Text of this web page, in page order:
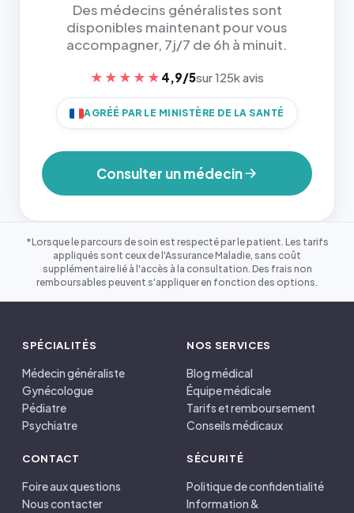
Des médecins généralistes sont
disponibles maintenant pour vous
accompagner, 7j/7 de 6h à minuit.
★★★★★ 4,9/5sur 125k avis
AGRÉÉ PAR LE MINISTÈRE DE LA SANTÉ
Consulter un médecin
*Lorsque le parcours de soin est respecté par le patient. Les tarifs
appliqués sont ceux de l'Assurance Maladie, sans coût
supplémentaire lié à l'accès à la consultation. Des frais non
remboursables peuvent s'appliquer en fonction des options.
SPÉCIALITÉS
Médecin généraliste
Gynécologue
Pédiatre
Psychiatre
NOS SERVICES
Blog médical
Équipe médicale
Tarifs et remboursement
Conseils médicaux
CONTACT
Foire aux questions
Nous contacter
SÉCURITÉ
Politique de confidentialité
Information &